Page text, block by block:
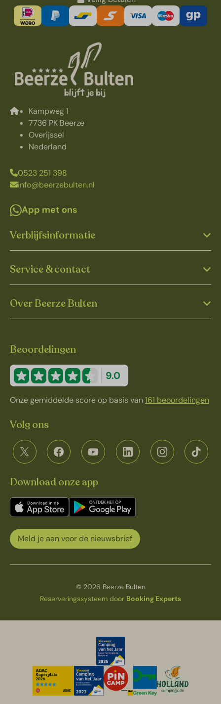
Kampweg 1
7736 PK Beerze
Overijssel
Nederland
0523 251 398
info@beerzebulten.nl
App met ons
Verblijfsinformatie
Service & contact
Over Beerze Bulten
Beoordelingen
9.0
Onze gemiddelde score op basis van161 beoordelingen
Volg ons
Download onze app
Meld je aan voor de nieuwsbrief
© 2026 Beerze Bulten
Reserveringssysteem door Booking Experts